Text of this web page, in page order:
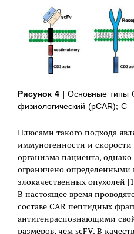
Рисунок 4 | Основные типы
физиологический (pCAR); С
Плюсами такого подхода
иммуногенности и
организма пациента,
ограничено определенными
злокачественных опухолей
В настоящее время
составе CAR пептидных
антигенраспознающими
размеров, чем scFV. В